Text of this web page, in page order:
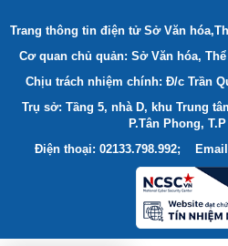
Trang thông tin điện tử Sở Văn
Cơ quan chủ quản: Sở Văn hóa,
Chịu trách nhiệm chính: Đ/c Trần
Trụ sở: Tầng 5, nhà D, khu Trung
P.Tân Phong,
Điện thoại: 02133.798.992;